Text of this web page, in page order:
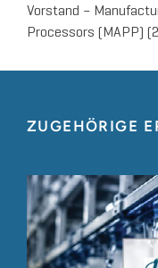
Vorstand –
Processors (MAPP)
ZUGEHÖRIGE